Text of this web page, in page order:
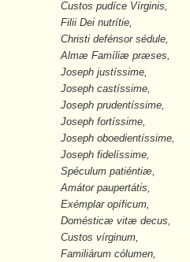
Custos pudíce Vírginis,
Filii Dei nutrítie,
Christi defénsor sédule,
Almæ Famíliæ præses,
Joseph justíssime,
Joseph castíssime,
Joseph prudentíssime,
Joseph fortíssime,
Joseph oboedientíssime,
Joseph fidelíssime,
Spéculum patiéntiæ,
Amátor paupertátis,
Exémplar opíficum,
Domésticæ vitæ decus,
Custos vírginum,
Familiárum cólumen,